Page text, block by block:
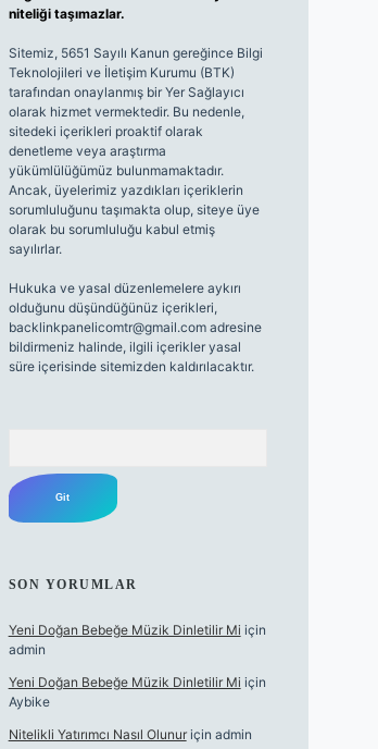
niteliği taşımazlar.
Sitemiz, 5651 Sayılı Kanun gereğince Bilgi
Teknolojileri ve İletişim Kurumu (BTK)
tarafından onaylanmış bir Yer Sağlayıcı
olarak hizmet vermektedir. Bu nedenle,
sitedeki içerikleri proaktif olarak
denetleme veya araştırma
yükümlülüğümüz bulunmamaktadır.
Ancak, üyelerimiz yazdıkları içeriklerin
sorumluluğunu taşımakta olup, siteye üye
olarak bu sorumluluğu kabul etmiş
sayılırlar.
Hukuka ve yasal düzenlemelere aykırı
olduğunu düşündüğünüz içerikleri,
backlinkpanelicomtr@gmail.comadresine
bildirmeniz halinde, ilgili içerikler yasal
süre içerisinde sitemizden kaldırılacaktır.
SON YORUMLAR
Yeni Doğan Bebeğe Müzik Dinletilir Mi için
admin
Yeni Doğan Bebeğe Müzik Dinletilir Mi için
Aybike
Nitelikli Yatırımcı Nasıl Olunuriçin admin